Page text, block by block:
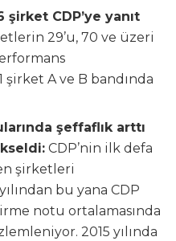
CDP’ye yanıt
29’u, 70 ve üzeri
A ve B bandında
şeffaflık arttı
CDP’nin ilk defa
şirketleri
bu yana CDP
notu ortalamasında
2015 yılında